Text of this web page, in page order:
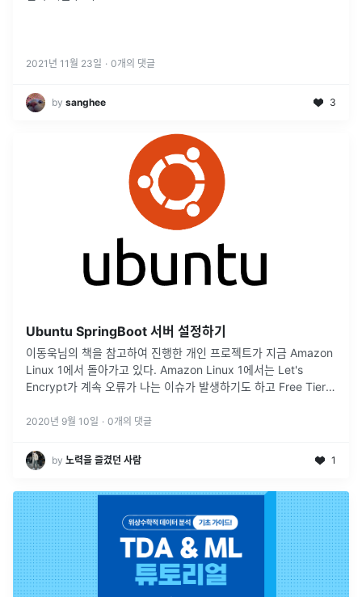
2021년 11월 23일 · 0개의 댓글
by sanghee 3
Ubuntu SpringBoot 서버 설정하기
이동욱님의 책을 참고하여 진행한 개인 프로젝트가 지금 Amazon
Linux 1에서 돌아가고 있다. Amazon Linux 1에서는 Let's
Encrypt가 계속 오류가 나는 이슈가 발생하기도 하고 Free Tier가
2020년 9월 10일 · 0개의 댓글
by 노력을 즐겼던 사람 1